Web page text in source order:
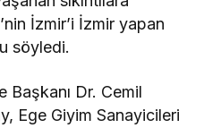
İzmir’i İzmir yapan
söyledi.
Başkanı Dr. Cemil
Ege Giyim Sanayicileri